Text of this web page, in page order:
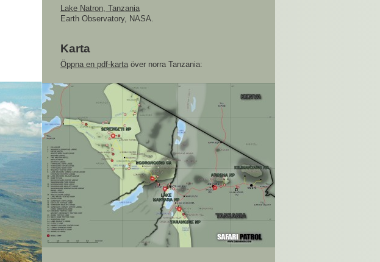
Lake Natron, Tanzania
Earth Observatory, NASA.
Karta
Öppna en pdf-karta över norra Tanzania: